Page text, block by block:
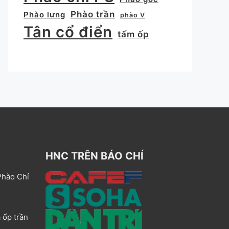
Phào lưng
Phào trần phào V
Tân cổ điển tấm ốp
Chỉ
ốp trần
HNC TRÊN BÁO CHÍ